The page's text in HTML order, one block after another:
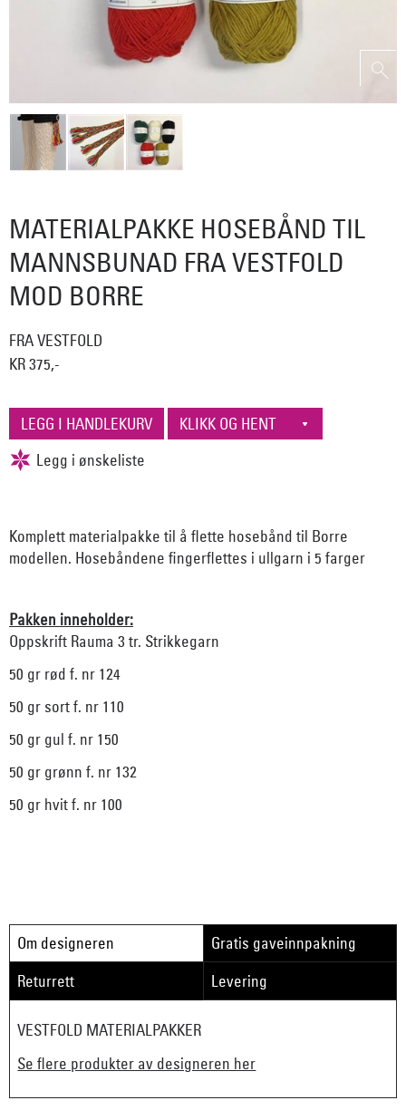
MATERIALPAKKE HOSEBÅND TIL
MANNSBUNAD FRA VESTFOLD
MOD BORRE
FRA VESTFOLD
KR 375,-
Komplett materialpakke til å flette hosebånd til Borre
modellen. Hosebåndene fingerflettes i ullgarn i 5 farger
Pakken inneholder:
Oppskrift Rauma 3 tr. Strikkegarn
50 gr rød f. nr 124
50 gr sort f. nr 110
50 gr gul f. nr 150
50 gr grønn f. nr 132
50 gr hvit f. nr 100
Om designeren
Gratis gaveinnpakning
Returrett
Levering
VESTFOLD MATERIALPAKKER
Se flere produkter av designeren her